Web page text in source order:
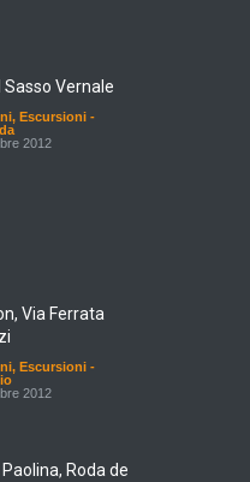
Sasso Vernale
, Escursioni -
2012
Via Ferrata
, Escursioni -
2012
Roda de